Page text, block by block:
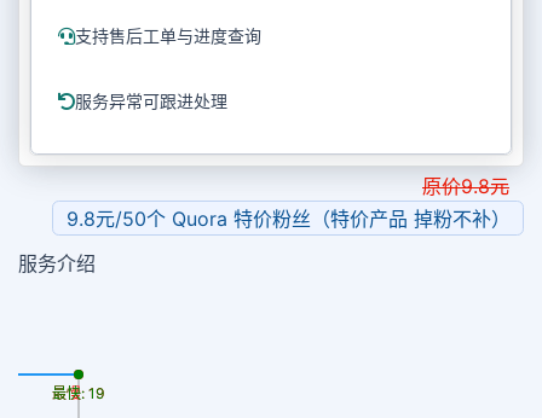
支持售后工单与进度查询
服务异常可跟进处理
原价9.8元
9.8元/50个 Quora 特价粉丝（特价产品 掉粉不补）
服务介绍
最慢: 19
最快: 19